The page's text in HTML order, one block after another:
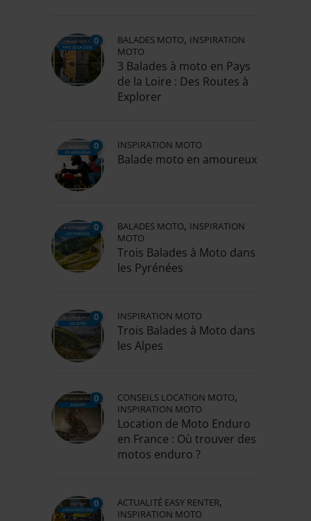
0 BALADES MOTO, INSPIRATION
MOTO
3 Balades à moto en Pays
de la Loire : Des Routes à
Explorer
0 INSPIRATION MOTO
Balade moto en amoureux
0 BALADES MOTO, INSPIRATION
MOTO
Trois Balades à Moto dans
les Pyrénées
0 INSPIRATION MOTO
Trois Balades à Moto dans
les Alpes
0 CONSEILS LOCATION MOTO,
INSPIRATION MOTO
Location de Moto Enduro
en France : Où trouver des
motos enduro ?
0 ACTUALITÉ EASY RENTER,
INSPIRATION MOTO